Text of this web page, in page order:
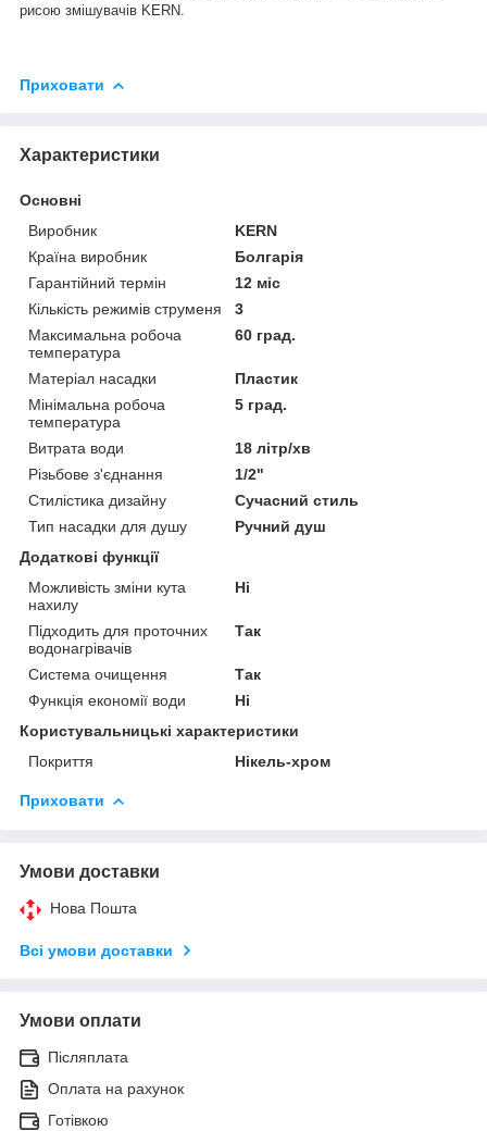
рисою змішувачів KERN.
Приховати
Характеристики
Основні
Виробник
KERN
Країна виробник
Болгарія
Гарантійний термін
12 міс
Кількість режимів струменя
3
Максимальна робоча
температура
60 град.
Матеріал насадки
Пластик
Мінімальна робоча
температура
5 град.
Витрата води
18 літр/хв
Різьбове з'єднання
1/2"
Стилістика дизайну
Сучасний стиль
Тип насадки для душу
Ручний душ
Додаткові функції
Можливість зміни кута
нахилу
Ні
Підходить для проточних
водонагрівачів
Так
Система очищення
Так
Функція економії води
Ні
Користувальницькі характеристики
Покриття
Нікель-хром
Приховати
Умови доставки
Нова Пошта
Всі умови доставки
Умови оплати
Післяплата
Оплата на рахунок
Готівкою